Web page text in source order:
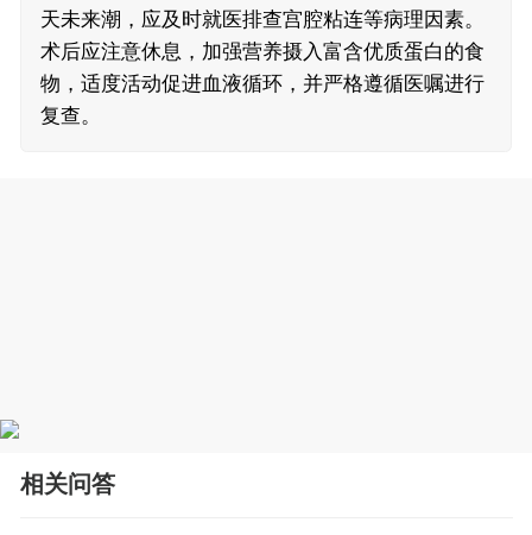
天未来潮，应及时就医排查宫腔粘连等病理因素。
术后应注意休息，加强营养摄入富含优质蛋白的食
物，适度活动促进血液循环，并严格遵循医嘱进行
复查。
相关问答